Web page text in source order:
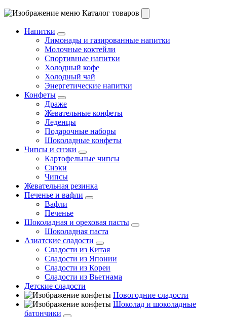
Каталог товаров
Напитки
Лимонады и газированные напитки
Молочные коктейли
Спортивные напитки
Холодный кофе
Холодный чай
Энергетические напитки
Конфеты
Драже
Жевательные конфеты
Леденцы
Подарочные наборы
Шоколадные конфеты
Чипсы и снэки
Картофельные чипсы
Снэки
Чипсы
Жевательная резинка
Печенье и вафли
Вафли
Печенье
Шоколадная и ореховая пасты
Шоколадная паста
Азиатские сладости
Сладости из Китая
Сладости из Японии
Сладости из Кореи
Сладости из Вьетнама
Детские сладости
Новогодние сладости
Шоколад и шоколадные
батончики